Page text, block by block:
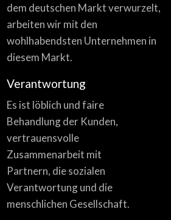
dem deutschen Markt verwurzelt,
arbeiten wir mit den
wohlhabendsten Unternehmen in
diesem Markt.
Verantwortung
Es ist löblich und faire
Behandlung der Kunden,
vertrauensvolle
Zusammenarbeit mit
Partnern, die sozialen
Verantwortung und die
menschlichen Gesellschaft.